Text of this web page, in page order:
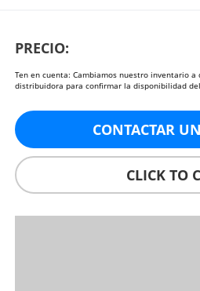
PRECIO:
Ten en cuenta: Cambiamos nuestro inventario
distribuidora para confirmar la disponibilidad
CONTACTAR
CLICK TO